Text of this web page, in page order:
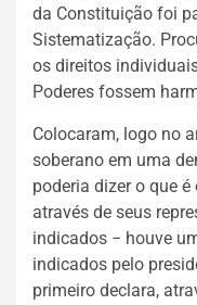
da Constituição foi
Sistematização.
os direitos
Poderes fossem
Colocaram, logo no
soberano em uma
poderia dizer o que
através de seus
indicados − houve
indicados pelo
primeiro declara,